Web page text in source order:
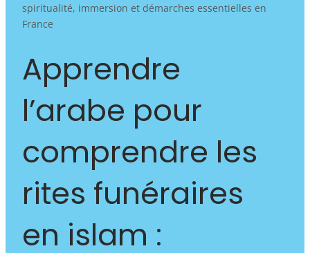
spiritualité, immersion et démarches essentielles en
France
Apprendre
l’arabe pour
comprendre les
rites funéraires
en islam :